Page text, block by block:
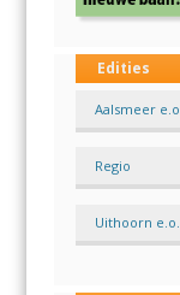
Edities
Aalsmeer e.o.
Regio
Uithoorn e.o.